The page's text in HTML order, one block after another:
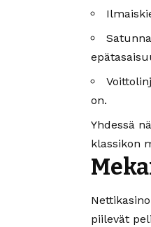
on.
Yhdessä
klassikon
piilevät